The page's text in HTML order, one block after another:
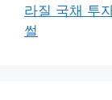
라질 국채 투
썰